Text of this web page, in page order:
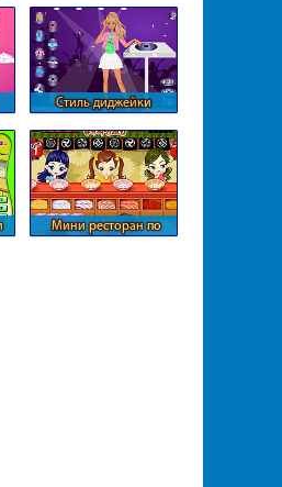
Стиль диджейки
Мини ресторан по